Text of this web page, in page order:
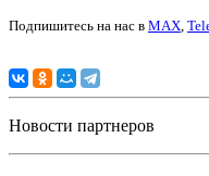
Подпишитесь на нас в MAX
Новости партнеров